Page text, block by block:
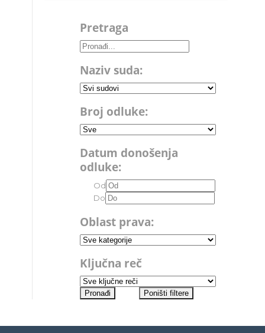
Pretraga
Naziv suda:
Broj odluke:
Datum donošenja
odluke:
Od
Do
Oblast prava:
Ključna reč